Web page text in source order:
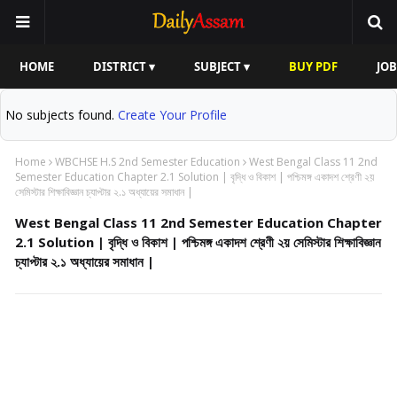
HOME DISTRICT ▾ SUBJECT ▾ BUY PDF
No subjects found. Create Your Profile
Home WBCHSE H.S 2nd Semester Education
West Bengal Class 11 2nd
Semester Education Chapter 2.1 Solution | বৃদ্ধি ও বিকাশ | পশ্চিমঙ্গ একাদশ শ্রেণী ২য়
সেমিস্টার শিক্ষাবিজ্ঞান চ্যাপ্টার ২.১ অধ্যায়ের সমাধান |
West Bengal Class 11 2nd Semester Education Chapter
2.1 Solution | বৃদ্ধি ও বিকাশ | পশ্চিমঙ্গ একাদশ শ্রেণী ২য় সেমিস্টার শিক্ষাবিজ্ঞান
চ্যাপ্টার ২.১ অধ্যায়ের সমাধান |